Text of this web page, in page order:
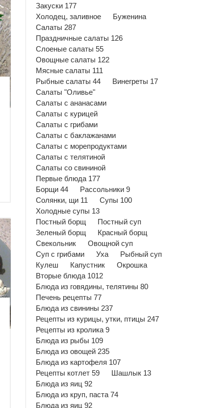
Закуски 177
Холодец, заливное
Буженина
Салаты 287
Праздничные салаты 126
Слоеные салаты 55
Овощные салаты 122
Мясные салаты 111
Рыбные салаты 44
Винегреты 17
Салаты "Оливье"
Салаты с ананасами
Салаты с курицей
Салаты с грибами
Салаты с баклажанами
Салаты с морепродуктами
Салаты с телятиной
Салаты со свининой
Первые блюда 177
Борщи 44
Рассольники 9
Солянки, щи 11
Супы 100
Холодные супы 13
Постный борщ
Постный суп
Зеленый борщ
Красный борщ
Свекольник
Овощной суп
Суп с грибами
Уха
Рыбный суп
Кулеш
Капустник
Окрошка
Вторые блюда 1012
Блюда из говядины, телятины 80
Печень рецепты 77
Блюда из свинины 237
Рецепты из курицы, утки, птицы 247
Рецепты из кролика 9
Блюда из рыбы 109
Блюда из овощей 235
Блюда из картофеля 107
Рецепты котлет 59
Шашлык 13
Блюда из яиц 92
Блюда из круп, паста 74
Блюда из яиц 92